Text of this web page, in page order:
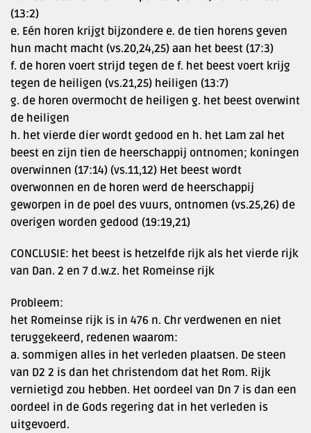
(13:2)
e. Eén horen krijgt bijzondere e. de tien horens geven
hun macht macht (vs.20,24,25) aan het beest (17:3)
f. de horen voert strijd tegen de f. het beest voert krijg
tegen de heiligen (vs.21,25) heiligen (13:7)
g. de horen overmocht de heiligen g. het beest overwint
de heiligen
h. het vierde dier wordt gedood en h. het Lam zal het
beest en zijn tien de heerschappij ontnomen; koningen
overwinnen (17:14) (vs.11,12) Het beest wordt
overwonnen en de horen werd de heerschappij
geworpen in de poel des vuurs, ontnomen (vs.25,26) de
overigen worden gedood (19:19,21)
CONCLUSIE: het beest is hetzelfde rijk als het vierde rijk
van Dan. 2 en 7 d.w.z. het Romeinse rijk
Probleem:
het Romeinse rijk is in 476 n. Chr verdwenen en niet
teruggekeerd, redenen waarom:
a. sommigen alles in het verleden plaatsen. De steen
van D2 2 is dan het christendom dat het Rom. Rijk
vernietigd zou hebben. Het oordeel van Dn 7 is dan een
oordeel in de Gods regering dat in het verleden is
uitgevoerd.